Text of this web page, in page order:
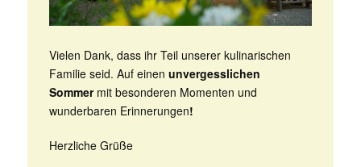
Vielen Dank, dass ihr Teil unserer kulinarischen
Familie seid. Auf einen unvergesslichen
Sommer mit besonderen Momenten und
wunderbaren Erinnerungen!
Herzliche Grüße